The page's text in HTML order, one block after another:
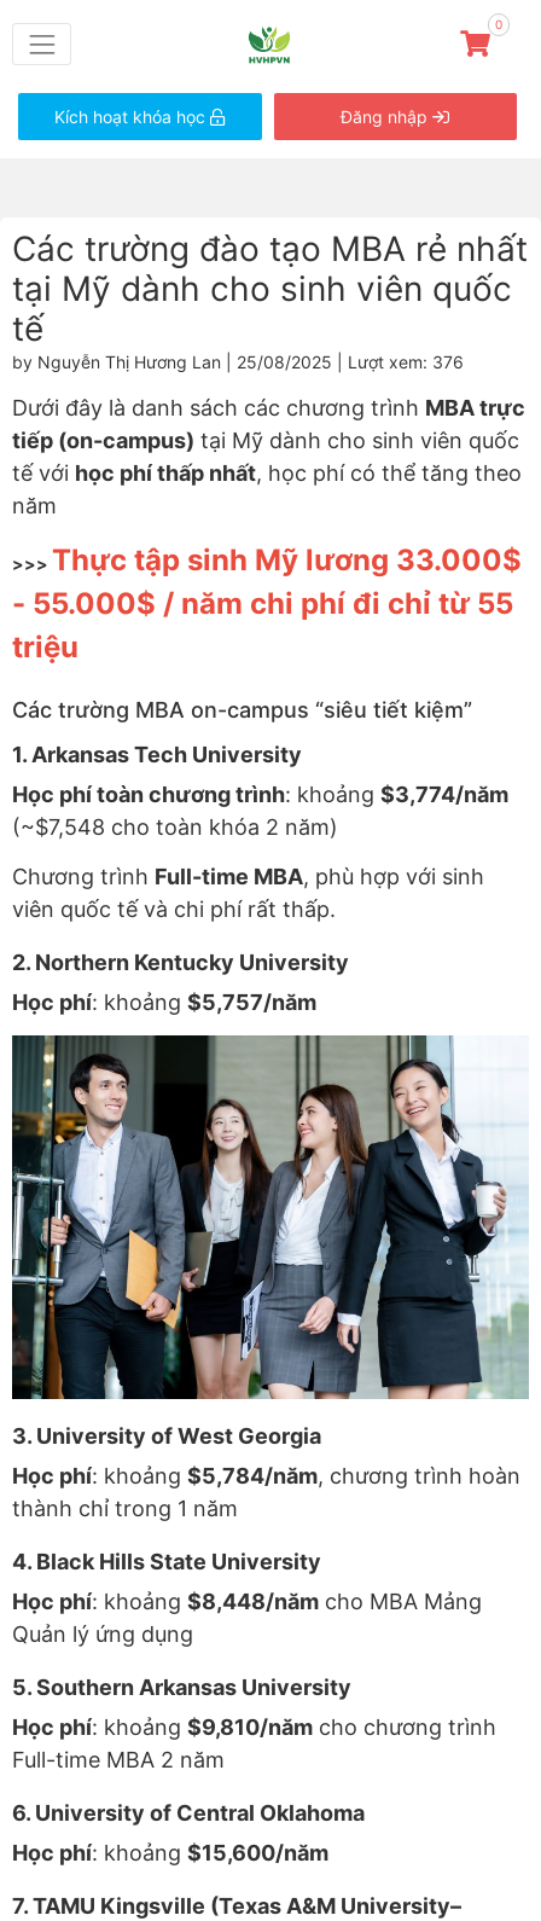
0
Kích hoạt khóa học Đăng nhập
Các trường đào tạo MBA rẻ nhất
tại Mỹ dành cho sinh viên quốc
tế
by Nguyễn Thị Hương Lan | 25/08/2025 | Lượt xem: 376
Dưới đây là danh sách các chương trình MBA trực
tiếp (on-campus) tại Mỹ dành cho sinh viên quốc
tế với học phí thấp nhất, học phí có thể tăng theo
năm
>>> Thực tập sinh Mỹ lương 33.000$
- 55.000$ / năm chi phí đi chỉ từ 55
triệu
Các trường MBA on-campus “siêu tiết kiệm”
1. Arkansas Tech University
Học phí toàn chương trình: khoảng $3,774/năm
(~$7,548 cho toàn khóa 2 năm)
Chương trình Full-time MBA, phù hợp với sinh
viên quốc tế và chi phí rất thấp.
2. Northern Kentucky University
Học phí: khoảng $5,757/năm
3. University of West Georgia
Học phí: khoảng $5,784/năm, chương trình hoàn
thành chỉ trong 1 năm
4. Black Hills State University
Học phí: khoảng $8,448/năm cho MBA Mảng
Quản lý ứng dụng
5. Southern Arkansas University
Học phí: khoảng $9,810/năm cho chương trình
Full-time MBA 2 năm
6. University of Central Oklahoma
Học phí: khoảng $15,600/năm
7. TAMU Kingsville (Texas A&M University–